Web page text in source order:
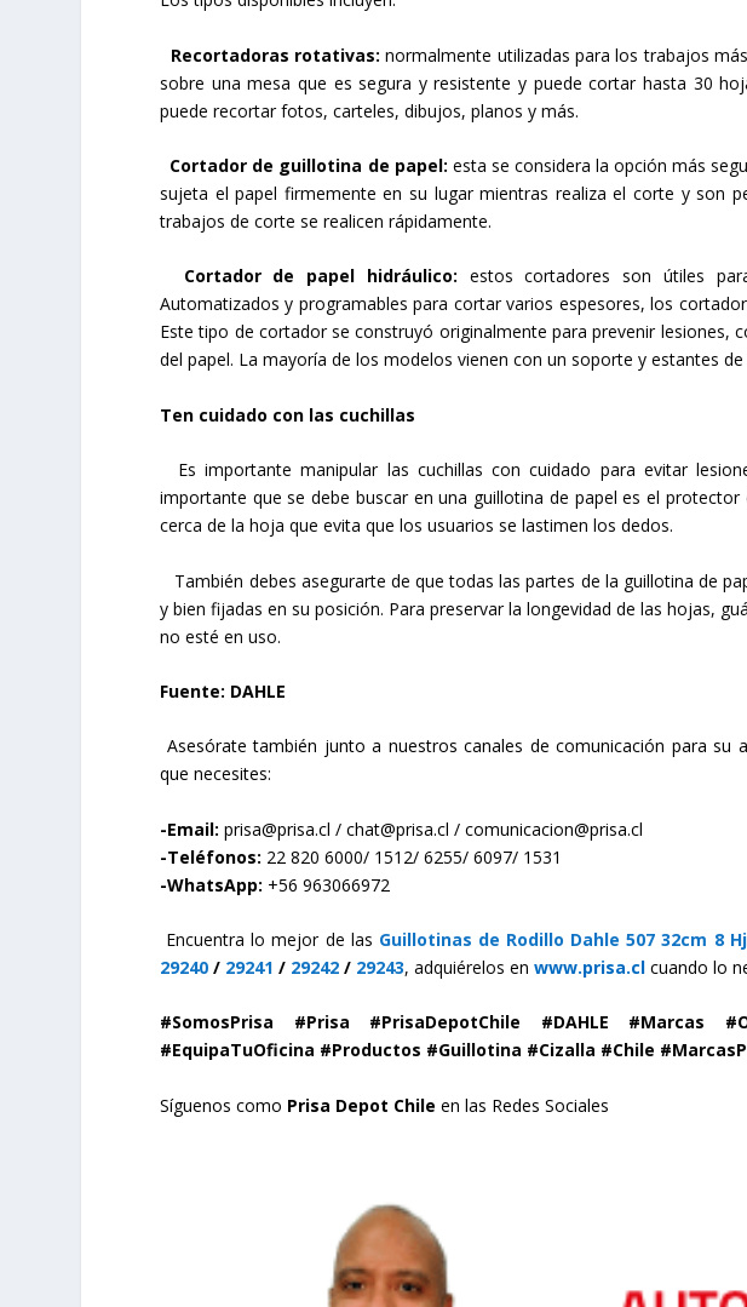
Recortadoras rotativas: normalmente utilizadas para los trabajos
sobre una mesa que es segura y resistente y puede cortar hasta 30
puede recortar fotos, carteles, dibujos, planos y más.
Cortador de guillotina de papel: esta se considera la opción más
sujeta el papel firmemente en su lugar mientras realiza el corte y son
trabajos de corte se realicen rápidamente.
Cortador de papel hidráulico: estos cortadores son útiles
Automatizados y programables para cortar varios espesores, los
Este tipo de cortador se construyó originalmente para prevenir lesiones,
del papel. La mayoría de los modelos vienen con un soporte y estantes
Ten cuidado con las cuchillas
Es importante manipular las cuchillas con cuidado para evitar
importante que se debe buscar en una guillotina de papel es el
cerca de la hoja que evita que los usuarios se lastimen los dedos.
También debes asegurarte de que todas las partes de la guillotina de
y bien fijadas en su posición. Para preservar la longevidad de las hojas,
no esté en uso.
Fuente: DAHLE
Asesórate también junto a nuestros canales de comunicación para su
que necesites:
-Email: prisa@prisa.cl / chat@prisa.cl / comunicacion@prisa.cl
-Teléfonos: 22 820 6000/ 1512/ 6255/ 6097/ 1531
-WhatsApp: +56 963066972
Encuentra lo mejor de las Guillotinas de Rodillo Dahle 507 32cm 8
29240 / 29241 / 29242 / 29243, adquiérelos en www.prisa.cl cuando lo
#SomosPrisa #Prisa #PrisaDepotChile #DAHLE #Marcas
#EquipaTuOficina #Productos #Guillotina #Cizalla #Chile
Síguenos como Prisa Depot Chile en las Redes Sociales